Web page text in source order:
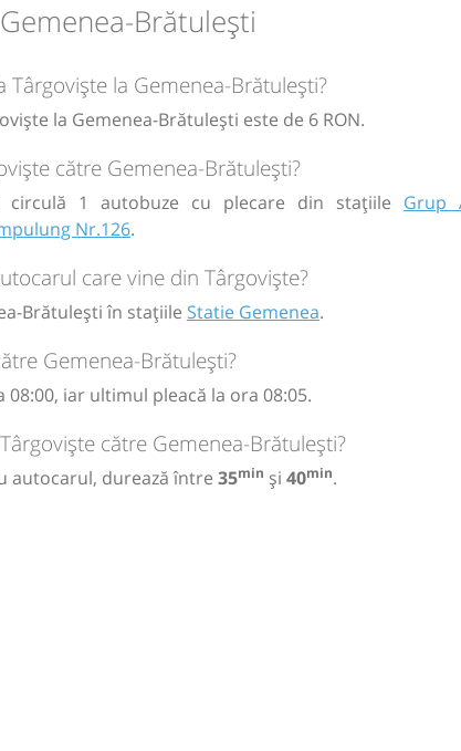
Brătulești
la Gemenea-Brătulești?
la Gemenea-Brătulești este de 6 RON.
către Gemenea-Brătulești?
circulă 1 autobuze cu plecare din stațiile Grup
Nr.126.
care vine din Târgoviște?
Brătulești în stațiile Statie Gemenea.
Gemenea-Brătulești?
iar ultimul pleacă la ora 08:05.
către Gemenea-Brătulești?
autocarul, durează între 35min și 40min.